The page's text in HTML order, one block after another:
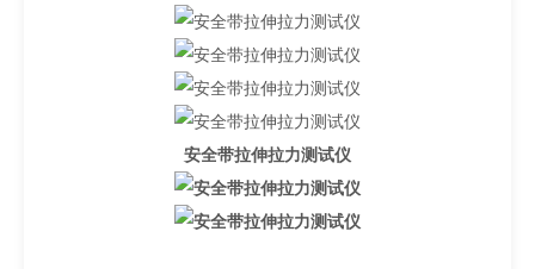
安全带拉伸拉力测试仪